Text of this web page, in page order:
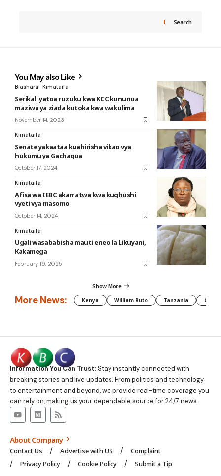
Search
You May also Like
Biashara Kimataifa
Serikali yatoa ruzuku kwa KCC kununua
maziwa ya ziada kutoka kwa wakulima
November 14, 2023
Kimataifa
Senate yakaataa kuahirisha vikao vya
hukumu ya Gachagua
October 17, 2024
Kimataifa
Afisa wa IEBC akamatwa kwa kughushi
vyeti vya masomo
October 14, 2024
Kimataifa
Ugali wasababisha mauti eneo la Likuyani,
Kakamega
February 19, 2025
Show More
More News: Kenya William Ruto Tanzania CAF
Information You Can Trust:Stay instantly connected with
breaking stories and live updates. From politics and technology
to entertainment and beyond, we provide real-time coverage you
can rely on, making us your dependable source for 24/7 news.
About Company
Contact Us Advertise with US
Complaint
Privacy Policy
Cookie Policy Submit a Tip